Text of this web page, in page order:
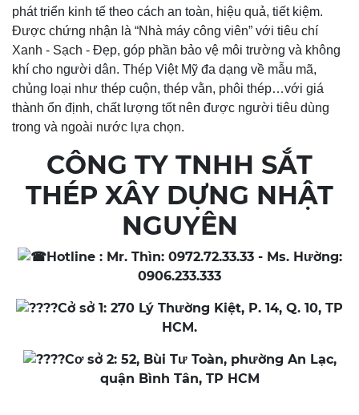
phát triển kinh tế theo cách an toàn, hiệu quả, tiết kiệm.
Được chứng nhận là “Nhà máy công viên” với tiêu chí
Xanh - Sạch - Đẹp, góp phần bảo vệ môi trường và không
khí cho người dân. Thép Việt Mỹ đa dạng về mẫu mã,
chủng loại như thép cuộn, thép vằn, phôi thép…với giá
thành ổn định, chất lượng tốt nên được người tiêu dùng
trong và ngoài nước lựa chọn.
CÔNG TY TNHH SẮT
THÉP XÂY DỰNG NHẬT
NGUYÊN
Hotline : Mr. Thìn: 0972.72.33.33 - Ms. Hường:
0906.233.333
Cở sở 1: 270 Lý Thường Kiệt, P. 14, Q. 10, TP
HCM.
Cơ sở 2: 52, Bùi Tư Toàn, phường An Lạc,
quận Bình Tân, TP HCM